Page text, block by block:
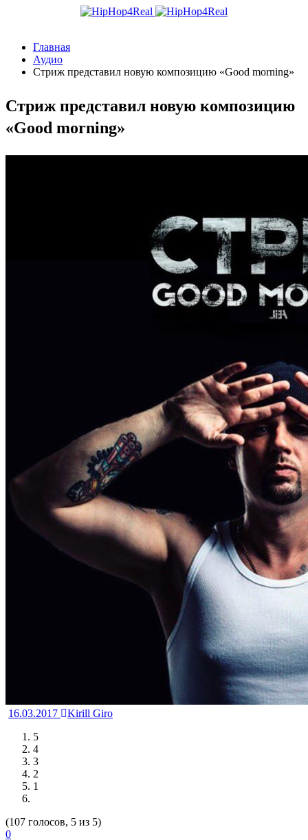
Главная
Аудио
Стриж представил новую композицию «Good morning»
Стриж представил новую композицию
«Good morning»
16.03.2017
Kirill Giro
5
4
3
2
1
(107 голосов, 5 из 5)
0